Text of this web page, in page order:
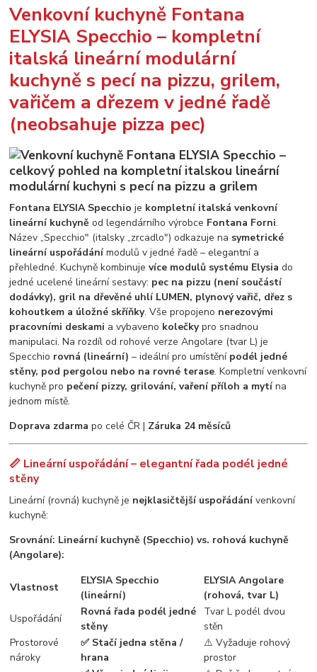
Venkovní kuchyně Fontana
ELYSIA Specchio – kompletní
italská lineární modulární
kuchyně s pecí na pizzu, grilem,
vařičem a dřezem v jedné řadě
(neobsahuje pizza pec)
Fontana ELYSIA Specchio je kompletní italská venkovní
lineární kuchyně od legendárního výrobce Fontana Forni.
Název „Specchio" (italsky „zrcadlo") odkazuje na symetrické
lineární uspořádánímodulů v jedné řadě – elegantní a
přehledné. Kuchyně kombinujevíce modulů systému Elysia do
jedné ucelené lineární sestavy: pec na pizzu (není součástí
dodávky), gril na dřevěné uhlí LUMEN, plynový vařič, dřez s
kohoutkem a úložné skříňky. Vše propojeno nerezovými
pracovními deskami a vybaveno kolečkypro snadnou
manipulaci. Na rozdíl od rohové verze Angolare (tvar L) je
Specchio rovná (lineární) – ideální pro umístění podél jedné
stěny, pod pergolou nebo na rovné terase. Kompletní venkovní
kuchyně pro pečení pizzy, grilování, vaření příloh a mytína
jednom místě.
Doprava zdarma po celé ČR | Záruka 24 měsíců
📏 Lineární uspořádání – elegantní řada podél jedné
stěny
Lineární (rovná) kuchyně je nejklasičtější uspořádánívenkovní
kuchyně:
Srovnání: Lineární kuchyně (Specchio) vs. rohová kuchyně
(Angolare):
Vlastnost
ELYSIA Specchio
(lineární)
ELYSIA Angolare
(rohová, tvar L)
Uspořádání
Rovná řada podél jedné
stěny
Tvar L podél dvou
stěn
Prostorové
nároky
✅ Stačí jedna stěna /
hrana
⚠️ Vyžaduje rohový
prostor